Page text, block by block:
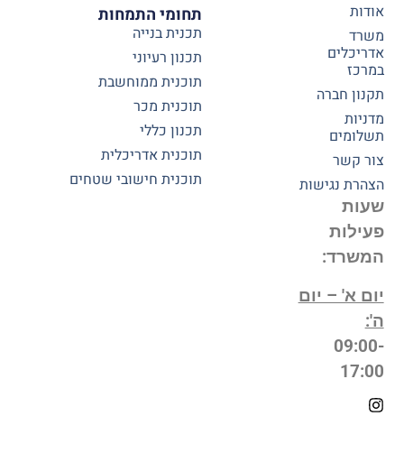
תחומי התמחות
תכנית בנייה
תכנון רעיוני
תוכנית ממוחשבת
תוכנית מכר
תכנון כללי
תוכנית אדריכלית
תוכנית חישובי שטחים
אודות
משרד
אדריכלים
במרכז
תקנון חברה
מדניות
תשלומים
צור קשר
הצהרת נגישות
שעות
פעילות
המשרד:
יום א' – יום
ה':
09:00-
17:00